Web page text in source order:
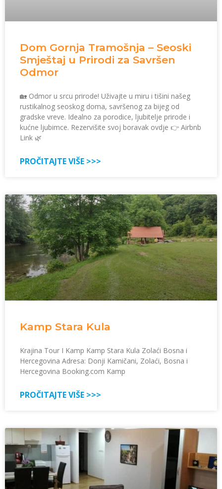
Dom Gornja Tramošnja – Seoski
Smještaj u Prirodi za Savršen
Odmor
🏡 Odmor u srcu prirode! Uživajte u miru i tišini našeg
rustikalnog seoskog doma, savršenog za bijeg od
gradske vreve. Idealno za porodice, ljubitelje prirode i
kućne ljubimce. Rezervišite svoj boravak ovdje 👉 Airbnb
Link 🌿
PROČITAJTE VIŠE >>>
Kamp Stara Kula
Krajina Tour I Kamp Kamp Stara Kula Zolaći Bosna i
Hercegovina Adresa: Donji Kamičani, Zolaći, Bosna i
Hercegovina Booking.com Kamp
PROČITAJTE VIŠE >>>